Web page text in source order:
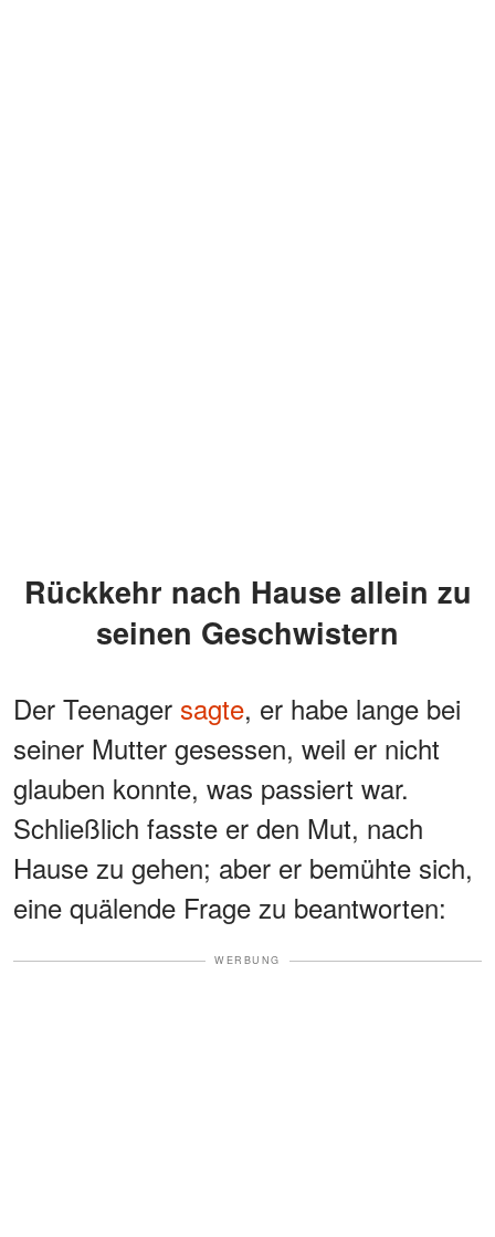
Rückkehr nach Hause allein zu
seinen Geschwistern
Der Teenager sagte, er habe lange bei
seiner Mutter gesessen, weil er nicht
glauben konnte, was passiert war.
Schließlich fasste er den Mut, nach
Hause zu gehen; aber er bemühte sich,
eine quälende Frage zu beantworten:
WERBUNG